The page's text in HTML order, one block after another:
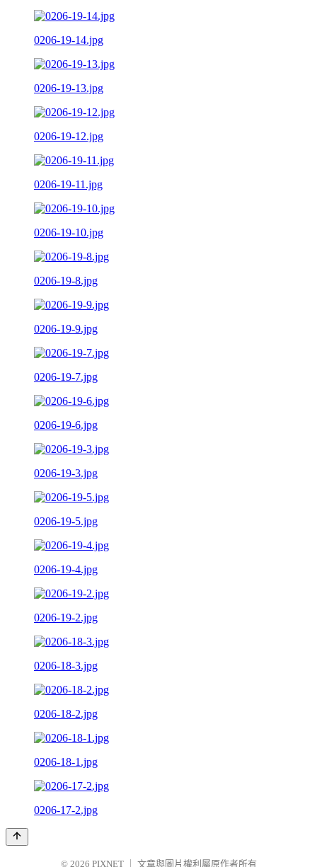
0206-19-14.jpg
0206-19-13.jpg
0206-19-12.jpg
0206-19-11.jpg
0206-19-10.jpg
0206-19-8.jpg
0206-19-9.jpg
0206-19-7.jpg
0206-19-6.jpg
0206-19-3.jpg
0206-19-5.jpg
0206-19-4.jpg
0206-19-2.jpg
0206-18-3.jpg
0206-18-2.jpg
0206-18-1.jpg
0206-17-2.jpg
© 2026 PIXNET 文章與圖片權利屬原作者所有